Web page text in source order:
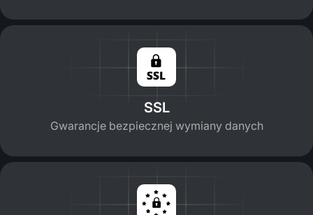
SSL
Gwarancje bezpiecznej wymiany danych